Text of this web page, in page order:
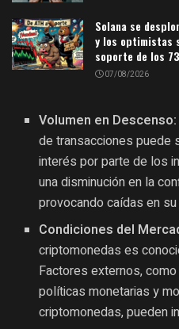
Solana se
y los optimistas
soporte de los
07/08/2026
Volumen en Descenso:
de transacciones puede
interés por parte de los
una disminución en la
provocando caídas en
Condiciones del
criptomonedas es
Factores externos,
políticas monetarias y
criptomonedas, pueden